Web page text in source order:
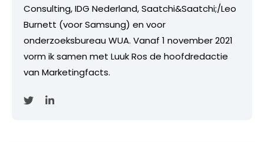
Consulting, IDG Nederland, Saatchi&Saatchi;/Leo
Burnett (voor Samsung) en voor
onderzoeksbureau WUA. Vanaf 1 november 2021
vorm ik samen met Luuk Ros de hoofdredactie
van Marketingfacts.